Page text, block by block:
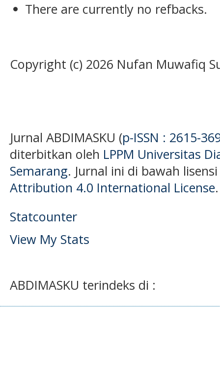
There are currently no refbacks.
Copyright (c) 2026 Nufan Muwafiq
Jurnal ABDIMASKU (p-ISSN : 2615-
diterbitkan oleh LPPM Universitas
Semarang. Jurnal ini di bawah
Attribution 4.0 International License.
Statcounter
View My Stats
ABDIMASKU terindeks di :